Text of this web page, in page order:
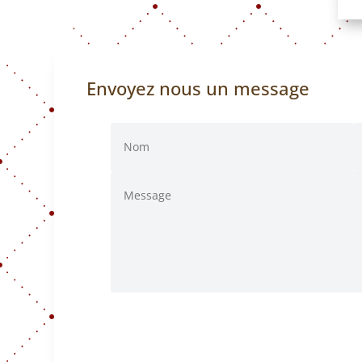
Envoyez nous un message